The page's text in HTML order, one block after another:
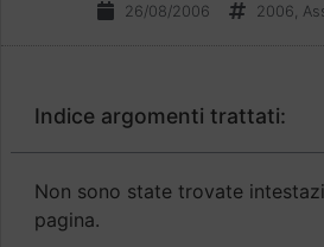
26/08/2006 2006
Indice argomenti trattati:
Non sono state trovate
pagina.